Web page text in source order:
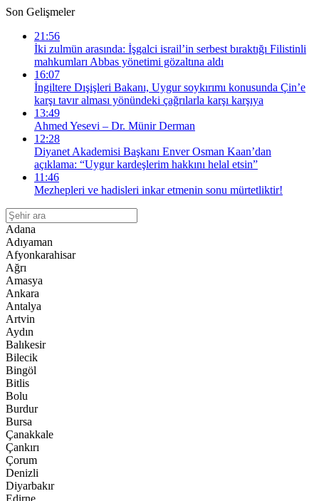
Son Gelişmeler
21:56
İki zulmün arasında: İşgalci israil’in serbest bıraktığı Filistinli
mahkumları Abbas yönetimi gözaltına aldı
16:07
İngiltere Dışişleri Bakanı, Uygur soykırımı konusunda Çin’e
karşı tavır alması yönündeki çağrılarla karşı karşıya
13:49
Ahmed Yesevi – Dr. Münir Derman
12:28
Diyanet Akademisi Başkanı Enver Osman Kaan’dan
açıklama: “Uygur kardeşlerim hakkını helal etsin”
11:46
Mezhepleri ve hadisleri inkar etmenin sonu mürtetliktir!
Adana
Adıyaman
Afyonkarahisar
Ağrı
Amasya
Ankara
Antalya
Artvin
Aydın
Balıkesir
Bilecik
Bingöl
Bitlis
Bolu
Burdur
Bursa
Çanakkale
Çankırı
Çorum
Denizli
Diyarbakır
Edirne